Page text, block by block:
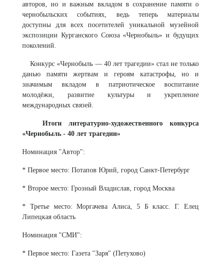
авторов, но и важным вкладом в сохранение памяти о
чернобыльских событиях, ведь теперь материалы
доступны для всех посетителей уникальной музейной
экспозиции Курганского Союза «Чернобыль» и будущих
поколений.
Конкурс «Чернобыль — 40 лет трагедии» стал не только
данью памяти жертвам и героям катастрофы, но и
значимым вкладом в патриотическое воспитание
молодёжи, развитие культуры и укрепление
международных связей.
Итоги литературно-художественного конкурса
«Чернобыль - 40 лет трагедии»
Номинация "Автор":
* Первое место: Потапов Юрий, город Санкт-Петербург
* Второе место: Грозный Владислав, город Москва
* Третье место: Моргачева Алиса, 5 Б класс. Г. Елец
Липецкая область
Номинация "СМИ":
* Первое место: Газета "Заря" (Петухово)